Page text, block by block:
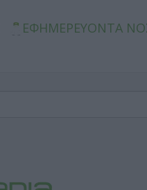
ΕΦΗΜΕΡΕΥΟΝΤΑ